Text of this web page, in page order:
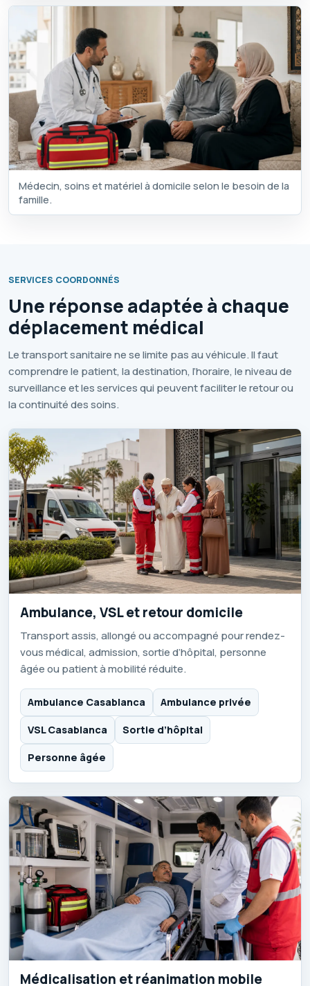
Médecin, soins et matériel à domicile selon le besoin de la
famille.
SERVICES COORDONNÉS
Une réponse adaptée à chaque
déplacement médical
Le transport sanitaire ne se limite pas au véhicule. Il faut
comprendre le patient, la destination, l’horaire, le niveau de
surveillance et les services qui peuvent faciliter le retour ou
la continuité des soins.
Ambulance, VSL et retour domicile
Transport assis, allongé ou accompagné pour rendez-
vous médical, admission, sortie d’hôpital, personne
âgée ou patient à mobilité réduite.
Ambulance Casablanca Ambulance privée
VSL Casablanca Sortie d’hôpital
Personne âgée
Médicalisation et réanimation mobile